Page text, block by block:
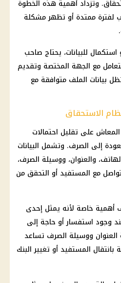
وتزداد أهمية هذه الخطوة
لفترة ممتدة أو تظهر مشكلة
للبيانات، يحتاج صاحب
مع الجهة المختصة وتقديم
بيانات الملف متوافقة مع
الاستحقاق
على تقليل احتمالات
إلى الصرف. وتشمل البيانات
والعنوان، ووسيلة الصرف،
مع المستفيد أو التحقق من
خاصة لأنه يمثل إحدى
وجود استفسار أو حاجة إلى
ووسيلة الصرف تساعد
المستفيد أو تغيير البنك